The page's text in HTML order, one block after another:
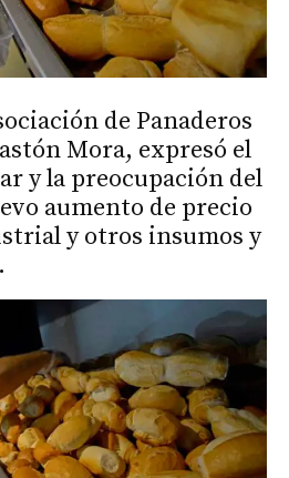
de Panaderos
Mora, expresó el
y la preocupación del
aumento de precio
y otros insumos y